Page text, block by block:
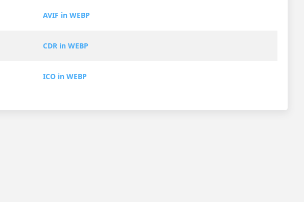
AVIF in WEBP
CDR in WEBP
ICO in WEBP